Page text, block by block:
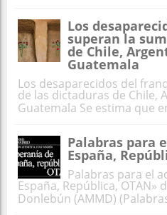
Los
superan la
de Chile,
Guatemala
Los desaparecidos del
de las dictaduras de Chile,
Guatemala Se estima que
Palabras para
España,
Palabras para el
España, República, OTAN»
Donlebún (AMMD)